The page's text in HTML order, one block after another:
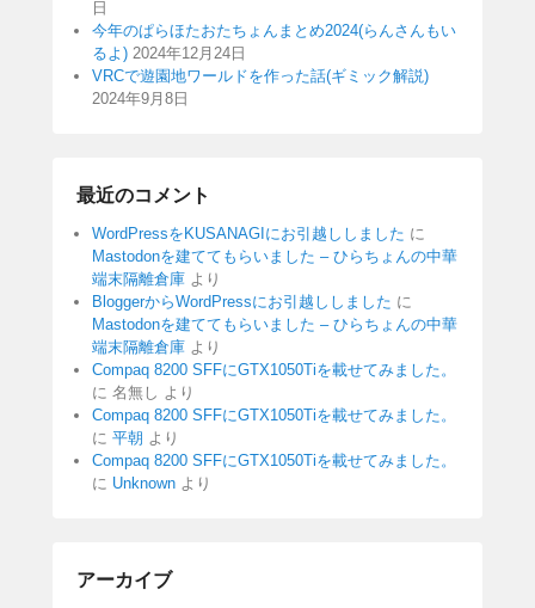
日
今年のぱらほたおたちょんまとめ2024(らんさんもい
るよ) 2024年12月24日
VRCで遊園地ワールドを作った話(ギミック解説)
2024年9月8日
最近のコメント
WordPressをKUSANAGIにお引越ししました に
Mastodonを建ててもらいました – ひらちょんの中華
端末隔離倉庫 より
BloggerからWordPressにお引越ししました に
Mastodonを建ててもらいました – ひらちょんの中華
端末隔離倉庫 より
Compaq 8200 SFFにGTX1050Tiを載せてみました。
に 名無し より
Compaq 8200 SFFにGTX1050Tiを載せてみました。
に 平朝 より
Compaq 8200 SFFにGTX1050Tiを載せてみました。
に Unknown より
アーカイブ